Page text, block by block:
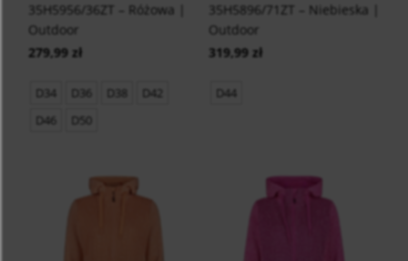
35H5956/36ZT – Różowa |
Outdoor
279,99 zł
D34 D36 D38
D42
D46
D50
35H5896/71ZT – Niebieska |
Outdoor
319,99 zł
D44